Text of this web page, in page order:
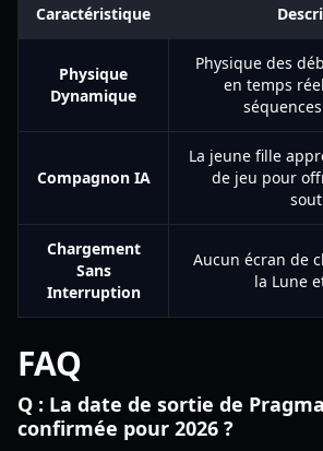
Caractéristique
Physique
Dynamique
Physique des
en temps
Compagnon IA
La jeune fille
de jeu pour
Chargement
Sans
Interruption
Aucun écran de
la Lune
FAQ
Q : La date de sortie de
confirmée pour 2026 ?